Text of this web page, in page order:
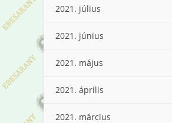
2021. július
2021. június
2021. május
2021. április
2021. március